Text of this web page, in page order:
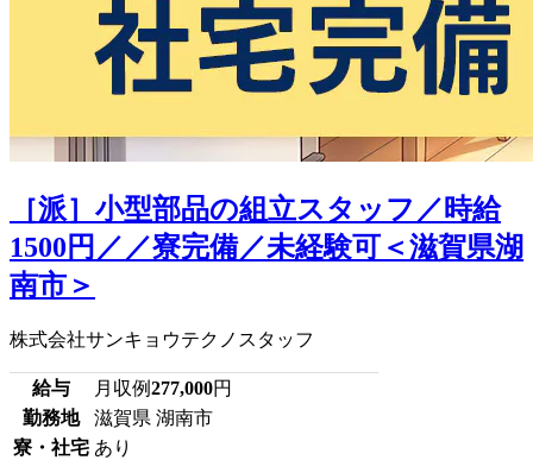
［派］小型部品の組立スタッフ／時給
1500円／／寮完備／未経験可＜滋賀県湖
南市＞
株式会社サンキョウテクノスタッフ
給与 月収例277,000円
勤務地
滋賀県 湖南市
寮・社宅 あり